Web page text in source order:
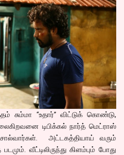
சும்மா “உதார்” விட்டுக் கொண்டு,
டிபிக்கல் நார்த் மெட்ராஸ்
அட்டகத்தியாய் வரும்
வீட்டிலிருந்து கிளம்பும் போது